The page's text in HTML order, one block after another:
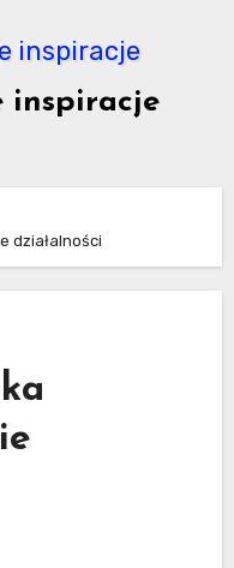
inspiracje
działalności